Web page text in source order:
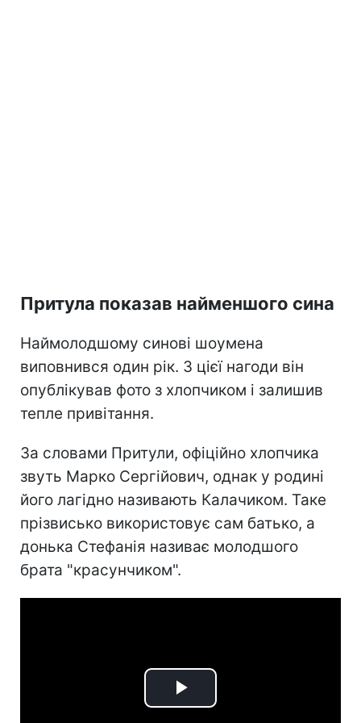
Притула показав найменшого сина
Наймолодшому синові шоумена
виповнився один рік. З цієї нагоди він
опублікував фото з хлопчиком і залишив
тепле привітання.
За словами Притули, офіційно хлопчика
звуть Марко Сергійович, однак у родині
його лагідно називають Калачиком. Таке
прізвисько використовує сам батько, а
донька Стефанія називає молодшого
брата "красунчиком".
Play